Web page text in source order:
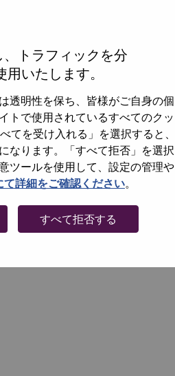
トラフィックを分
いたします。
透明性を保ち、皆様がご自身の個
トで使用されているすべてのクッ
てを受け入れる」を選択すると、
なります。「すべて拒否」を選択
ツールを使用して、設定の管理や
詳細をご確認ください
すべて拒否する